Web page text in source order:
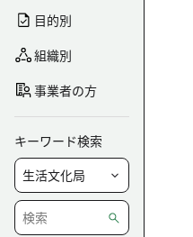
目的別
組織別
事業者の方
キーワード検索